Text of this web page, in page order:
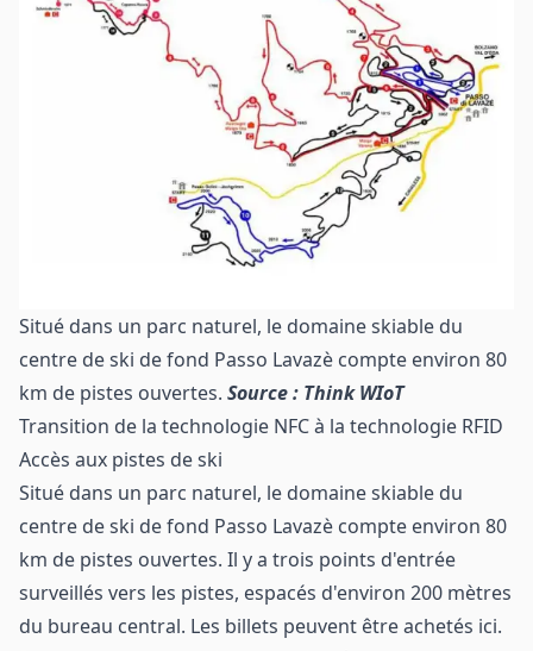
Situé dans un parc naturel, le domaine skiable du
centre de ski de fond Passo Lavazè compte environ 80
km de pistes ouvertes. Source : Think WIoT
Transition de la technologie NFC à la technologie RFID
Accès aux pistes de ski
Situé dans un parc naturel, le domaine skiable du
centre de ski de fond Passo Lavazè compte environ 80
km de pistes ouvertes. Il y a trois points d'entrée
surveillés vers les pistes, espacés d'environ 200 mètres
du bureau central. Les billets peuvent être achetés ici.